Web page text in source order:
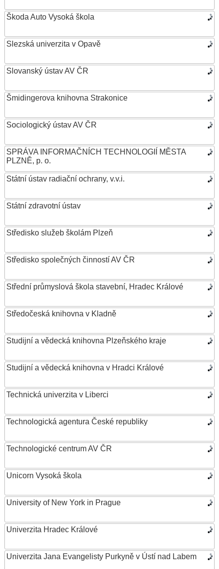
Škoda Auto Vysoká škola
Slezská univerzita v Opavě
Slovanský ústav AV ČR
Šmidingerova knihovna Strakonice
Sociologický ústav AV ČR
SPRÁVA INFORMAČNÍCH TECHNOLOGIÍ MĚSTA
PLZNĚ, p. o.
Státní ústav radiační ochrany, v.v.i.
Státní zdravotní ústav
Středisko služeb školám Plzeň
Středisko společných činností AV ČR
Střední průmyslová škola stavební, Hradec Králové
Středočeská knihovna v Kladně
Studijní a vědecká knihovna Plzeňského kraje
Studijní a vědecká knihovna v Hradci Králové
Technická univerzita v Liberci
Technologická agentura České republiky
Technologické centrum AV ČR
Unicorn Vysoká škola
University of New York in Prague
Univerzita Hradec Králové
Univerzita Jana Evangelisty Purkyně v Ústí nad Labem